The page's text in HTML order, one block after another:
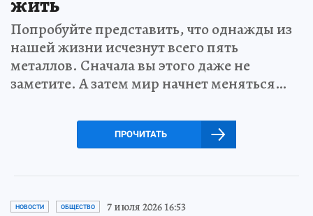
Попробуйте представить, что однажды из
нашей жизни исчезнут всего пять
металлов. Сначала вы этого даже не
заметите. А затем мир начнет меняться…
ПРОЧИТАТЬ
НОВОСТИ ОБЩЕСТВО 7 июля 2026 16:53